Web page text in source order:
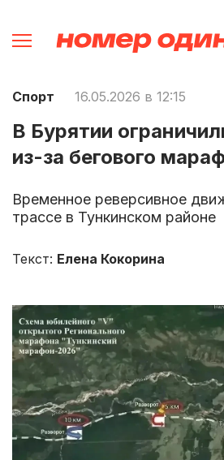
Спорт 16.05.2026 в 12:15
В Бурятии
из-за бегового
Временное реверсивное
трассе в Тункинском районе
Текст: Елена Кокорина